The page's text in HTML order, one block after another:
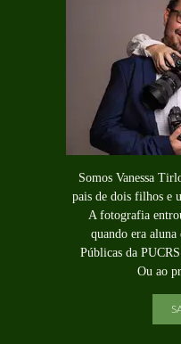
Somos Vanessa
pais de dois filhos e
A fotografia
quando era aluna
Públicas da
Ou ao